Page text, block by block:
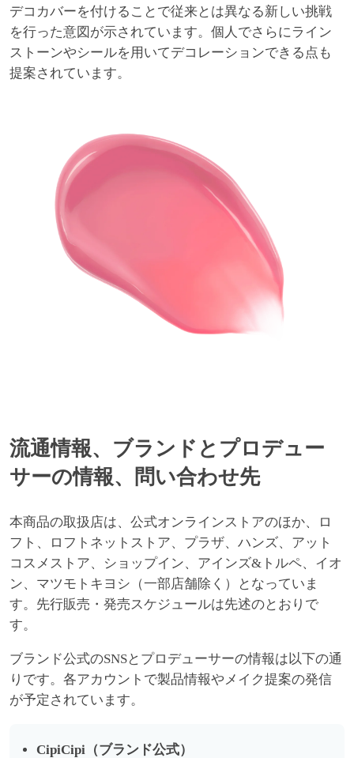
デコカバーを付けることで従来とは異なる新しい挑戦
を行った意図が示されています。個人でさらにライン
ストーンやシールを用いてデコレーションできる点も
提案されています。
流通情報、ブランドとプロデュー
サーの情報、問い合わせ先
本商品の取扱店は、公式オンラインストアのほか、ロ
フト、ロフトネットストア、プラザ、ハンズ、アット
コスメストア、ショップイン、アインズ&トルペ、イオ
ン、マツモトキヨシ（一部店舗除く）となっていま
す。先行販売・発売スケジュールは先述のとおりで
す。
ブランド公式のSNSとプロデューサーの情報は以下の通
りです。各アカウントで製品情報やメイク提案の発信
が予定されています。
CipiCipi（ブランド公式）